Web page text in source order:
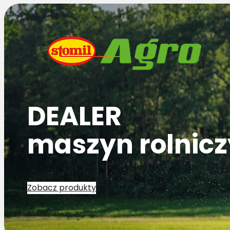
DEALER
maszyn
Zobacz produkty